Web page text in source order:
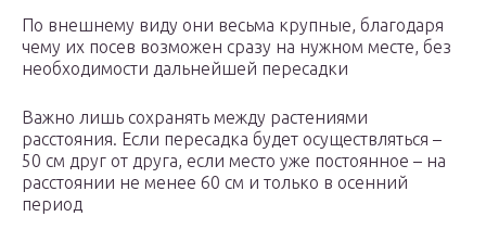
По внешнему виду они весьма крупные, благодаря
чему их посев возможен сразу на нужном месте, без
необходимости дальнейшей пересадки
Важно лишь сохранять между растениями
расстояния. Если пересадка будет осуществляться –
50 см друг от друга, если место уже постоянное – на
расстоянии не менее 60 см и только в осенний
период